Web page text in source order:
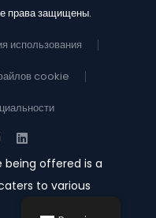
права защищены.
использования
cookie
being offered is a
to various